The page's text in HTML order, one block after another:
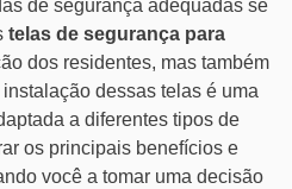
de segurança adequadas se
telas de segurança para
dos residentes, mas também
dessas telas é uma
a diferentes tipos de
os principais benefícios e
você a tomar uma decisão